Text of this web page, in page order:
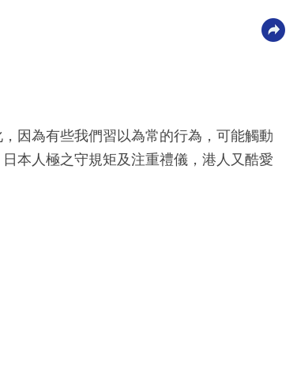
因為有些我們習以為常的行為，可能觸動
本人極之守規矩及注重禮儀，港人又酷愛